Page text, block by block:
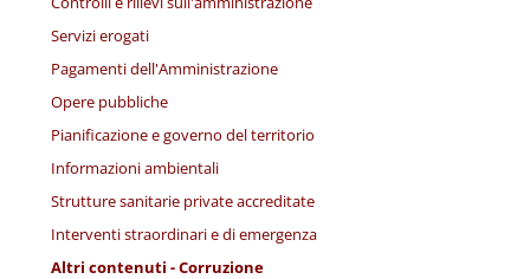
Servizi erogati
Pagamenti dell'Amministrazione
Opere pubbliche
Pianificazione e governo del territorio
Informazioni ambientali
Strutture sanitarie private accreditate
Interventi straordinari e di emergenza
Altri contenuti - Corruzione